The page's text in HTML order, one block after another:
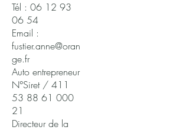
Tél : 06 12 93
06 54
Email :
fustier.anne@oran
ge.fr
Auto entrepreneur
N°Siret / 411
53 88 61 000
21
Directeur de la